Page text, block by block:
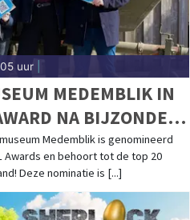
uur|
MEDEMBLIK IN
NA BIJZONDERE
Medemblik is genomineerd
Awards en behoort tot de top 20
Deze nominatie is [...]